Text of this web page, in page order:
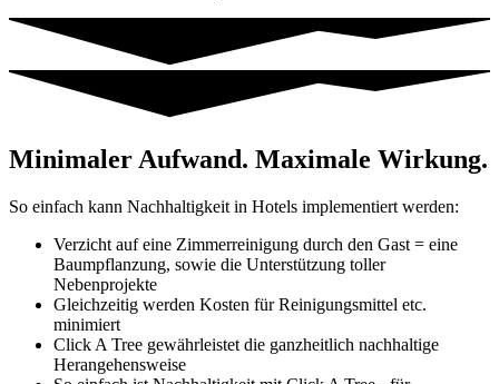
Minimaler Aufwand. Maximale Wirkung.
So einfach kann Nachhaltigkeit in Hotels implementiert werden:
Verzicht auf eine Zimmerreinigung durch den Gast = eine
Baumpflanzung, sowie die Unterstützung toller
Nebenprojekte
Gleichzeitig werden Kosten für Reinigungsmittel etc.
minimiert
Click A Tree gewährleistet die ganzheitlich nachhaltige
Herangehensweise